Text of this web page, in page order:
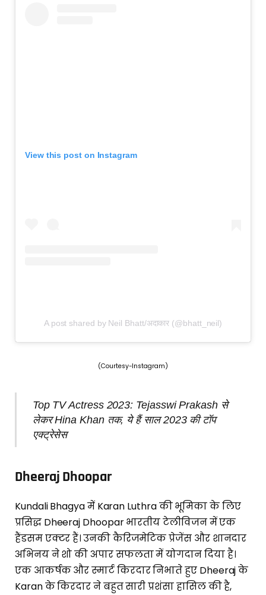
View this post on Instagram
A post shared by Neil Bhatt/अ‌‌‍दाकार (@bhatt_neil)
(Courtesy-Instagram)
Top TV Actress 2023: Tejasswi Prakash से
लेकर Hina Khan तक, ये हैं साल 2023 की टॉप
एक्ट्रेसेस
Dheeraj Dhoopar
Kundali Bhagya में Karan Luthra की भूमिका के लिए
प्रसिद्ध Dheeraj Dhoopar भारतीय टेलीविजन में एक
हैंडसम एक्टर हैं। उनकी कैरिजमेटिक प्रेजेंस और शानदार
अभिनय ने शो की अपार सफलता में योगदान दिया है।
एक आकर्षक और स्मार्ट किरदार निभाते हुए Dheeraj के
Karan के किरदार ने बहुत सारी प्रशंसा हासिल की है,